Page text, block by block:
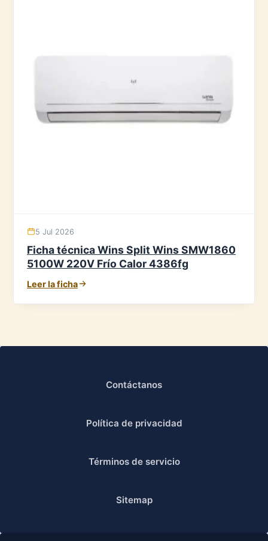
5 Jul 2026
Ficha técnica Wins Split Wins SMW1860
5100W 220V Frío Calor 4386fg
Leer la ficha
Contáctanos
Política de privacidad
Términos de servicio
Sitemap